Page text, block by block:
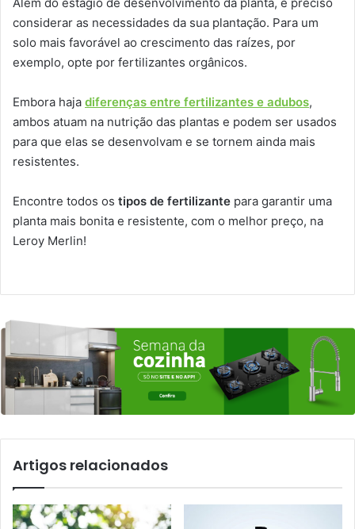
considerar as necessidades da sua plantação. Para um
solo mais favorável ao crescimento das raízes, por
exemplo, opte por fertilizantes orgânicos.
Embora haja diferenças entre fertilizantes e adubos,
ambos atuam na nutrição das plantas e podem ser usados
para que elas se desenvolvam e se tornem ainda mais
resistentes.
Encontre todos os tipos de fertilizante para garantir uma
planta mais bonita e resistente, com o melhor preço, na
Leroy Merlin!
Artigos relacionados